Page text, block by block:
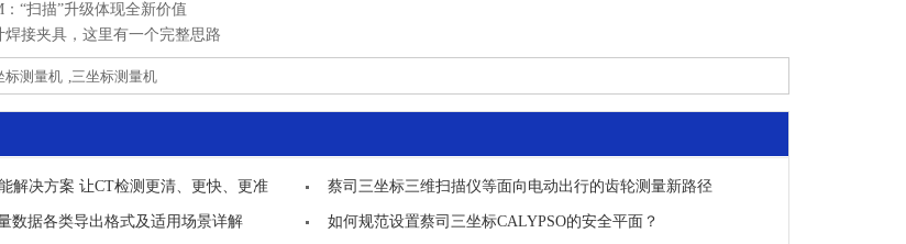
“扫描”升级体现全新价值
接夹具，这里有一个完整思路
标测量机 ,三坐标测量机
解决方案 让CT检测更清、更快、更准 蔡司三坐标三维扫描仪等面向电动出行的齿轮测量新路径
数据各类导出格式及适用场景详解 如何规范设置蔡司三坐标CALYPSO的安全平面？